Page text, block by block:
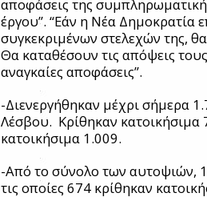
αποφάσεις της
έργου”. “Εάν η Νέα Δημοκρατία
συγκεκριμένων στελεχών της,
Θα καταθέσουν τις απόψεις
αναγκαίες αποφάσεις”.
-Διενεργήθηκαν μέχρι σήμερα
Λέσβου. Κρίθηκαν κατοικήσιμα
κατοικήσιμα 1.009.
-Από το σύνολο των αυτοψιών,
τις οποίες 674 κρίθηκαν